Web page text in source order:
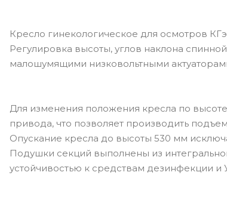
Кресло гинекологическое для осмотров
Регулировка высоты, углов наклона
малошумящими низковольтными
Для изменения положения кресла по
привода, что позволяет производить
Опускание кресла до высоты 530 мм
Подушки секций выполнены из
устойчивостью к средствам дезинфекции